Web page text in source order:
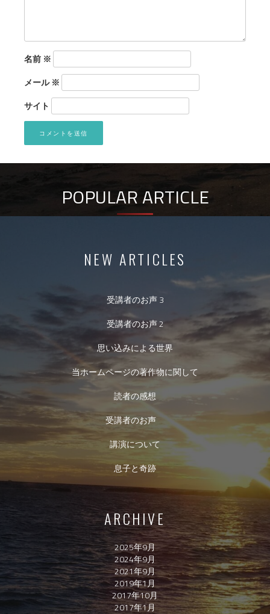
名前 ※
メール※
サイト
POPULAR ARTICLE
NEW ARTICLES
受講者のお声 3
受講者のお声 2
思い込みによる世界
当ホームページの著作物に関して
読者の感想
受講者のお声
講演について
息子と奇跡
ARCHIVE
2025年9月
2024年9月
2021年9月
2019年1月
2017年10月
2017年1月